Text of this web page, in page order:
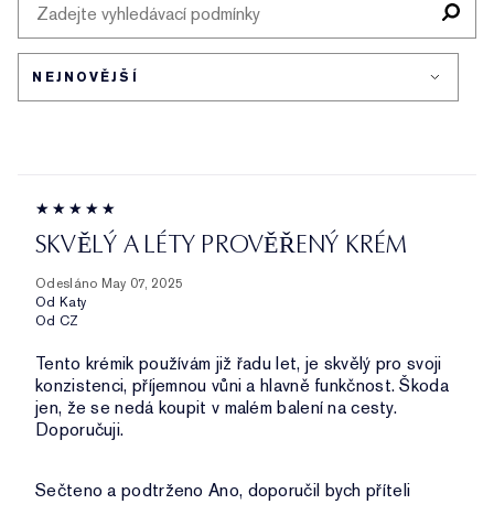
SKVĚLÝ A LÉTY PROVĚŘENÝ KRÉM
Odesláno May 07, 2025
Od Katy
Od CZ
Tento krémik používám již řadu let, je skvělý pro svoji
konzistenci, příjemnou vůni a hlavně funkčnost. Škoda
jen, že se nedá koupit v malém balení na cesty.
Doporučuji.
Sečteno a podtrženo Ano, doporučil bych příteli